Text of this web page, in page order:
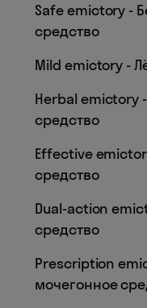
Safe emictory -
средство
Mild emictory -
Herbal emictory
средство
Effective
средство
Dual-action
средство
Prescription
мочегонное